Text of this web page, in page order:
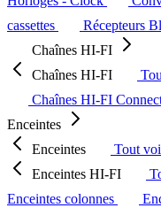
cassettes
Récepteurs
Chaînes HI-FI
Chaînes HI-FI
Chaînes HI-FI
Enceintes
Enceintes
Tout
Enceintes HI-FI
Enceintes colonnes